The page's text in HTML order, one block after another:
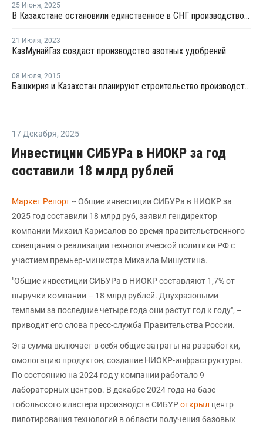
25 Июня, 2025
В Казахстане остановили единственное в СНГ производство карбида кальция
21 Июля, 2023
КазМунайГаз создаст производство азотных удобрений
08 Июля, 2015
Башкирия и Казахстан планируют строительство производства каустической соды – Р.Хамитов
17 Декабря, 2025
Инвестиции СИБУРа в НИОКР за год
составили 18 млрд рублей
Маркет Репорт-- Общие инвестиции СИБУРа в НИОКР за
2025 год составили 18 млрд руб, заявил гендиректор
компании Михаил Карисалов во время правительственного
совещания о реализации технологической политики РФ с
участием премьер-министра Михаила Мишустина.
"Общие инвестиции СИБУРа в НИОКР составляют 1,7% от
выручки компании – 18 млрд рублей. Двухразовыми
темпами за последние четыре года они растут год к году", –
приводит его слова пресс-служба Правительства России.
Эта сумма включает в себя общие затраты на разработки,
омологацию продуктов, создание НИОКР-инфраструктуры.
По состоянию на 2024 год у компании работало 9
лабораторных центров. В декабре 2024 года на базе
тобольского кластера производств СИБУРоткрыл центр
пилотирования технологий в области получения базовых